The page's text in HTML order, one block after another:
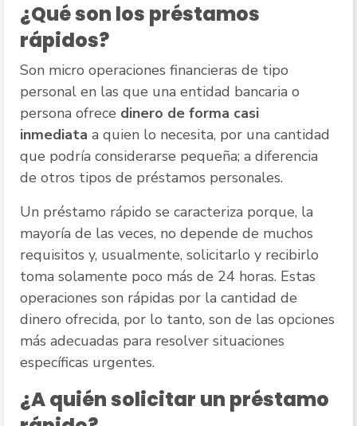
¿Qué son los préstamos
rápidos?
Son micro operaciones financieras de tipo
personal en las que una entidad bancaria o
persona ofrece dinero de forma casi
inmediata a quien lo necesita, por una cantidad
que podría considerarse pequeña; a diferencia
de otros tipos de préstamos personales.
Un préstamo rápido se caracteriza porque, la
mayoría de las veces, no depende de muchos
requisitos y, usualmente, solicitarlo y recibirlo
toma solamente poco más de 24 horas. Estas
operaciones son rápidas por la cantidad de
dinero ofrecida, por lo tanto, son de las opciones
más adecuadas para resolver situaciones
específicas urgentes.
¿A quién solicitar un préstamo